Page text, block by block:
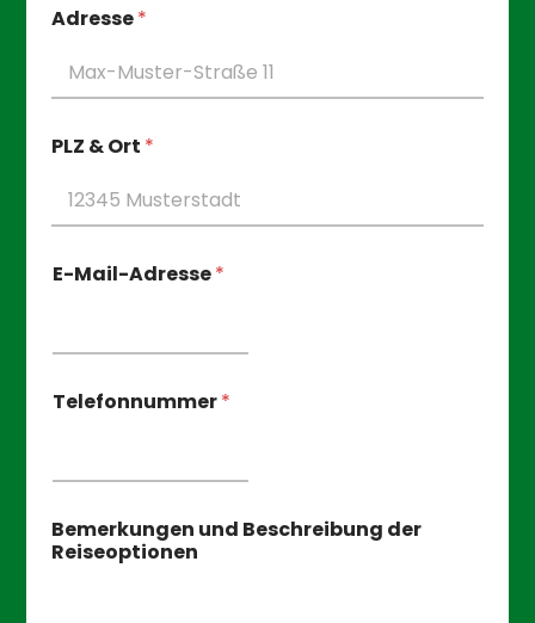
R
s
L
a
u
Adresse*
PLZ & Ort *
E-Mail-Adresse*
Telefonnummer*
Bemerkungen und Beschreibung der
Reiseoptionen